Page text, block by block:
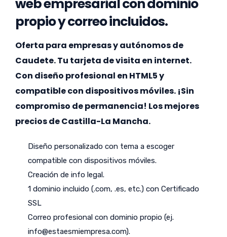
web empresarial con dominio
propio y correo incluidos.
Oferta para empresas y autónomos de
Caudete. Tu tarjeta de visita en internet.
Con diseño profesional en HTML5 y
compatible con dispositivos móviles. ¡Sin
compromiso de permanencia! Los mejores
precios de Castilla-La Mancha.
Diseño personalizado con tema a escoger
compatible con dispositivos móviles.
Creación de info legal.
1 dominio incluido (.com, .es, etc.) con Certificado
SSL
Correo profesional con dominio propio (ej.
info@estaesmiempresa.com).